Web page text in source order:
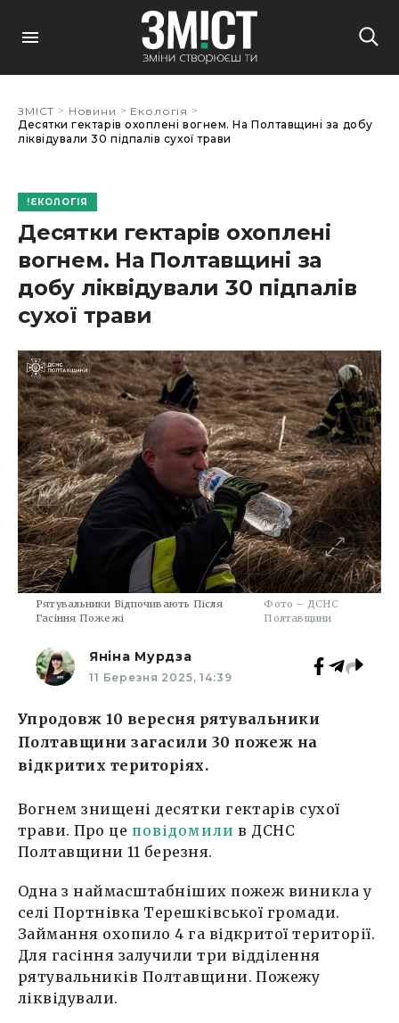
ЗМІСТ > Новини > Екологія >
Десятки гектарів охоплені вогнем. На Полтавщині за добу
ліквідували 30 підпалів сухої трави
ЕКОЛОГІЯ
Десятки гектарів охоплені
вогнем. На Полтавщині за
добу ліквідували 30 підпалів
сухої трави
Рятувальники Відпочивають Після
Гасіння Пожежі
Фото – ДСНС
Полтавщини
Яніна Мурдза
11 Березня 2025, 14:39
Упродовж 10 вересня рятувальники
Полтавщини загасили 30 пожеж на
відкритих територіях.
Вогнем знищені десятки гектарів сухої
трави. Про це повідомили в ДСНС
Полтавщини 11 березня.
Одна з наймасштабніших пожеж виникла у
селі Портнівка Терешківської громади.
Займання охопило 4 га відкритої території.
Для гасіння залучили три відділення
рятувальників Полтавщини. Пожежу
ліквідували.